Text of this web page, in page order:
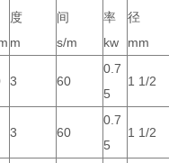
度
m
间
s/m
率
kw
径
mm
3 60
0.7
5
1 1/2
3 60
0.7
5
1 1/2